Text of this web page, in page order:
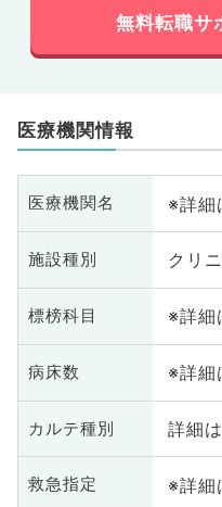
無料転職サ
医療機関情報
医療機関名 ※詳細
施設種別 クリ
標榜科目 ※詳細
病床数 ※詳細
カルテ種別 詳細
救急指定 ※詳細